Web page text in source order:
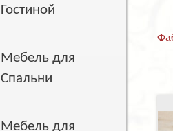
Гостиной
Мебель для
Спальни
Мебель для